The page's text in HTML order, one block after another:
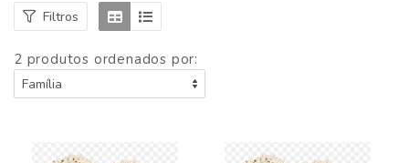
Filtros
2 produtos ordenados por: